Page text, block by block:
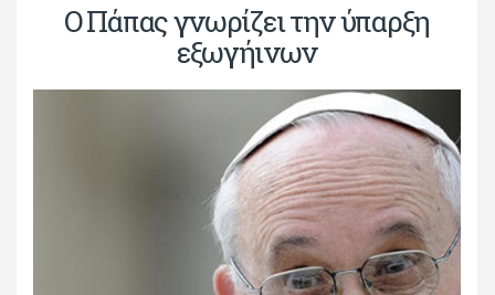
Ο Πάπας γνωρίζει την ύπαρξη
εξωγήινων